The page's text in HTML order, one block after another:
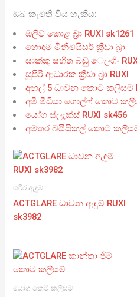
ඔබ කැමති විය හැකිය:
ඔලිව් කොළ බ්‍රා RUXI sk1261
හොඳම මිනිමයිසර් ක්‍රීඩා බ්‍රා
සාක්කු සහිත බඩු ෙලගිං
සුපිරි ආධාරක ක්‍රීඩා බ්‍රා RUXI
අඟල් 5 ධාවන කොට කලිසම්
අමි මීඩියා ගොල්ෆ් කොට
යෝග ස්ලැක්ස් RUXI sk456
අමතර බයිසිකල් කොට කලිසම්
ශරීර ඇඳුම්
ACTGLARE ධාවන ඇඳුම් RUXI
sk3982
යෝග කෙටි කලිසම්